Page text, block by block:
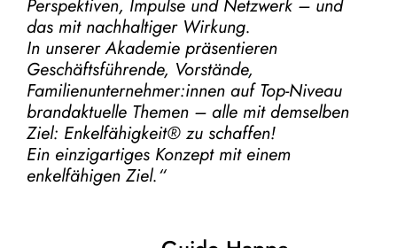
Perspektiven, Impulse und Netzwerk – und
das mit nachhaltiger Wirkung.
In unserer Akademie präsentieren
Geschäftsführende, Vorstände,
Familienunternehmer:innen auf Top-Niveau
brandaktuelle Themen – alle mit demselben
Ziel: Enkelfähigkeit® zu schaffen!
Ein einzigartiges Konzept mit einem
enkelfähigen Ziel.“